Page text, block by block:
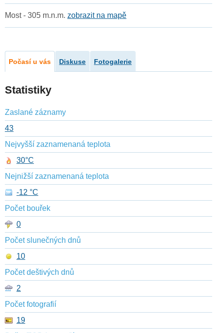
Most - 305 m.n.m. zobrazit na mapě
Počasí u vás Diskuse Fotogalerie
Statistiky
Zaslané záznamy
43
Nejvyšší zaznamenaná teplota
30°C
Nejnižší zaznamenaná teplota
-12 °C
Počet bouřek
0
Počet slunečných dnů
10
Počet deštivých dnů
2
Počet fotografií
19